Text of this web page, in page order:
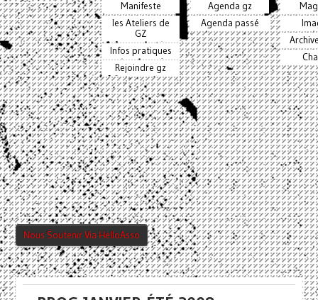
Manifeste
les Ateliers de
GZ
Infos pratiques
Rejoindre gz
Agenda gz
Agenda passé
Nous Soutenir Via HelloAsso